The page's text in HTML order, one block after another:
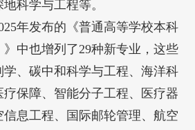
科学与工程等。
年发布的《普通高等学校本科
》中也增列了29种新专业，这些
、碳中和科学与工程、海洋科
保障、智能分子工程、医疗器
息工程、国际邮轮管理、航空